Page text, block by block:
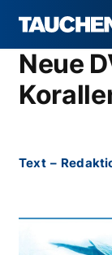
Neue
Text –